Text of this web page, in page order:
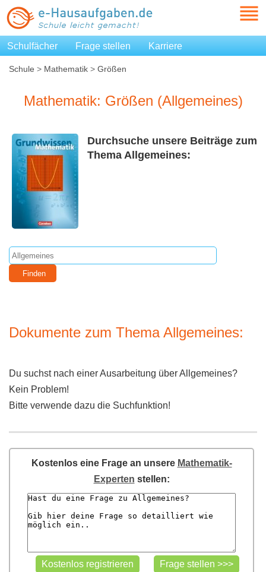
Schulfächer Frage stellen Karriere
Schule > Mathematik > Größen
Mathematik: Größen (Allgemeines)
Durchsuche unsere Beiträge zum
Thema Allgemeines:
Dokumente zum Thema Allgemeines:
Du suchst nach einer Ausarbeitung über Allgemeines?
Kein Problem!
Bitte verwende dazu die Suchfunktion!
Kostenlos eine Frage an unsere Mathematik-
Experten stellen: